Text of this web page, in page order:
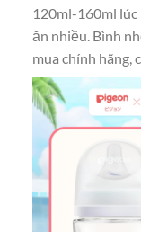
120ml-160ml lúc
ăn nhiều. Bình
mua chính hãng,